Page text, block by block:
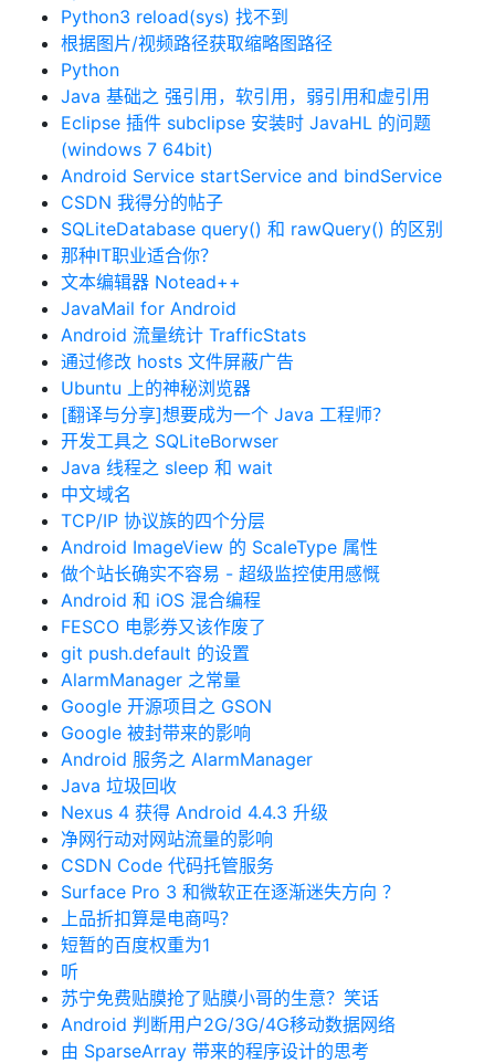
Python3 reload(sys) 找不到
根据图片/视频路径获取缩略图路径
Python
Java 基础之 强引用，软引用，弱引用和虚引用
Eclipse 插件 subclipse 安装时 JavaHL 的问题
(windows 7 64bit)
Android Service startService and bindService
CSDN 我得分的帖子
SQLiteDatabase query() 和 rawQuery() 的区别
那种IT职业适合你？
文本编辑器 Notead++
JavaMail for Android
Android 流量统计 TrafficStats
通过修改 hosts 文件屏蔽广告
Ubuntu 上的神秘浏览器
[翻译与分享]想要成为一个 Java 工程师？
开发工具之 SQLiteBorwser
Java 线程之 sleep 和 wait
中文域名
TCP/IP 协议族的四个分层
Android ImageView 的 ScaleType 属性
做个站长确实不容易 - 超级监控使用感慨
Android 和 iOS 混合编程
FESCO 电影券又该作废了
git push.default 的设置
AlarmManager 之常量
Google 开源项目之 GSON
Google 被封带来的影响
Android 服务之 AlarmManager
Java 垃圾回收
Nexus 4 获得 Android 4.4.3 升级
净网行动对网站流量的影响
CSDN Code 代码托管服务
Surface Pro 3 和微软正在逐渐迷失方向 ？
上品折扣算是电商吗？
短暂的百度权重为1
听
苏宁免费贴膜抢了贴膜小哥的生意？笑话
Android 判断用户2G/3G/4G移动数据网络
由 SparseArray 带来的程序设计的思考